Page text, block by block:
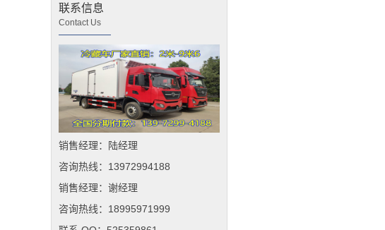
联系信息
Contact Us
销售经理：陆经理
咨询热线：13972994188
销售经理：谢经理
咨询热线：18995971999